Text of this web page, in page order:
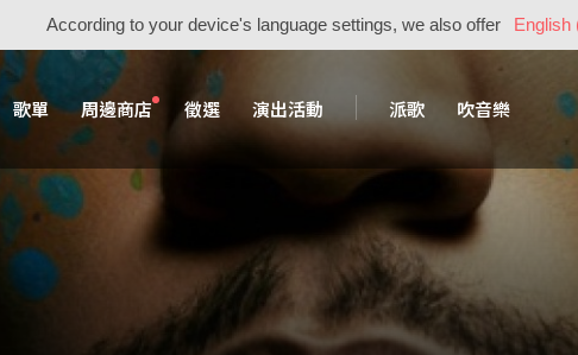
According to your device's language settings, we also offer English
歌單 周邊商店 徵選 演出活動 派歌 吹音樂